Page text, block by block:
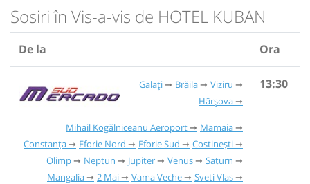
Sosiri în Vis-a-vis de HOTEL KUBAN
De la Ora
Galați Brăila
Viziru
Hârșova
Mihail Kogălniceanu Aeroport
Mamaia
Constanța
Eforie Nord Eforie Sud
Costinești
Olimp
Neptun Jupiter Venus
Saturn
Mangalia
2 Mai Vama Veche Sveti Vlas
13:30